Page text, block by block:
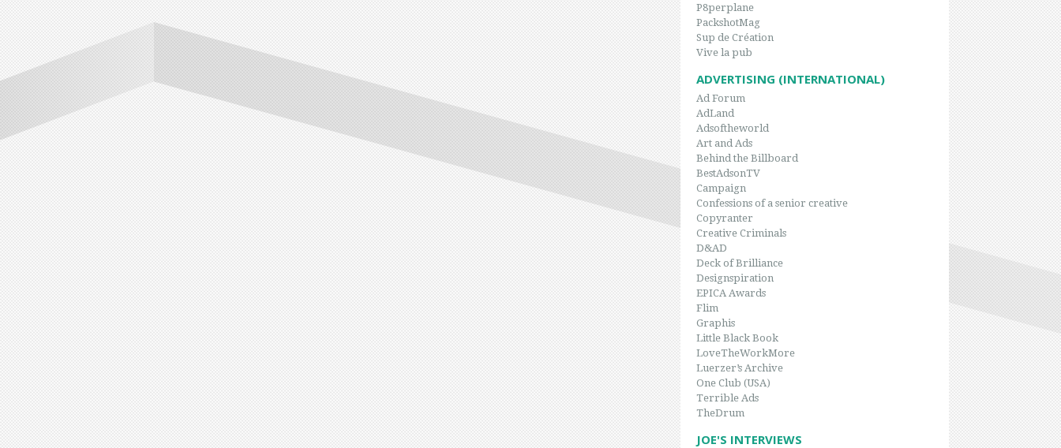
P8perplane
PackshotMag
Sup de Création
Vive la pub
ADVERTISING (INTERNATIONAL)
Ad Forum
AdLand
Adsoftheworld
Art and Ads
Behind the Billboard
BestAdsonTV
Campaign
Confessions of a senior creative
Copyranter
Creative Criminals
D&AD
Deck of Brilliance
Designspiration
EPICA Awards
Flim
Graphis
Little Black Book
LoveTheWorkMore
Luerzer’s Archive
One Club (USA)
Terrible Ads
TheDrum
JOE'S INTERVIEWS